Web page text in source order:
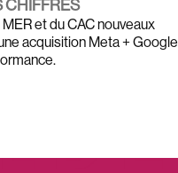
CHIFFRES
et du CAC nouveaux
acquisition Meta + Google